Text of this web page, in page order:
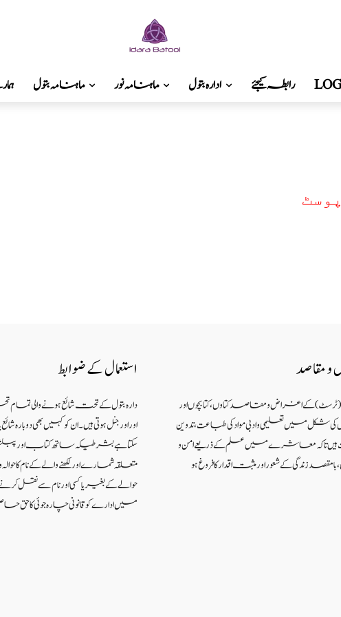
ماہنامہ بتول ماہنامہ نور ادارہ بتول رابطہ کیجئے
استعمال کے ضوابط
دارہ بتول کے تحت شائع ہونے والی تمام
اور اورجنل ہوتی ہیں۔ ان کو کہیں بھی دوبارہ
سکتا ہے بشرطیکہ ساتھ کتاب اور
متعلقہ شمارے اور لکھنے والے کے نام کا حوالہ
حوالے کے بغیر یا کسی اور نام سے نقل
میں ادارے کو قانونی چارہ جوئی کا حق
و مقاصد
(ٹرسٹ) کے اغراض و مقاصد کتاوں ، کتابچوں اور
شکل میں تعلیمی و ادبی مواد کی طباعت، تدوین
ہیں تاکہ معاشرے میں علم کے ذریعےامن و
زندگی کے شعوراورمثبت اقدار کا فروغ ہو